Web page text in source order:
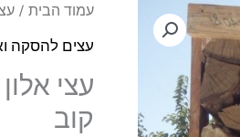
עמוד הבית /
עצים להסקה
קוב
כמות
של
אלון
אירופאי